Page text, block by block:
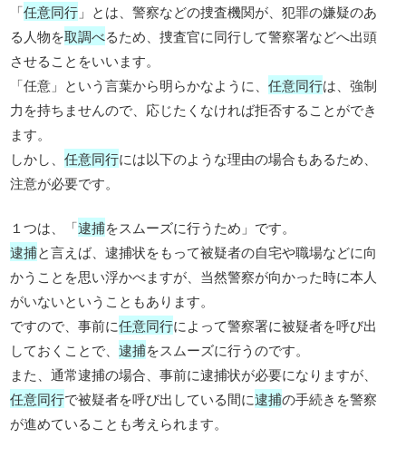
「任意同行 」とは、警察などの捜査機関が、犯罪の嫌疑のあ
る人物を取調べるため、捜査官に同行して警察署などへ出頭
させることをいいます。
「任意」という言葉から明らかなように、任意同行は、強制
力を持ちませんので、応じたくなければ拒否することができ
ます。
しかし、任意同行には以下のような理由の場合もあるため、
注意が必要です。
１つは、「逮捕をスムーズに行うため」です。
逮捕と言えば、逮捕状をもって被疑者の自宅や職場などに向
かうことを思い浮かべますが、当然警察が向かった時に本人
がいないということもあります。
ですので、事前に任意同行によって警察署に被疑者を呼び出
しておくことで、逮捕をスムーズに行うのです。
また、通常逮捕の場合、事前に逮捕状が必要になりますが、
任意同行で被疑者を呼び出している間に逮捕の手続きを警察
が進めていることも考えられます。